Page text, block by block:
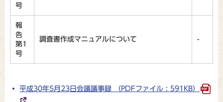
号
報
告
第1
号
調査書作成マニュアルについて -
平成30年5月23日会議議事録 （PDFファイル : 591KB）